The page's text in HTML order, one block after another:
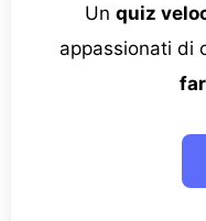
Un quiz
appassionati di